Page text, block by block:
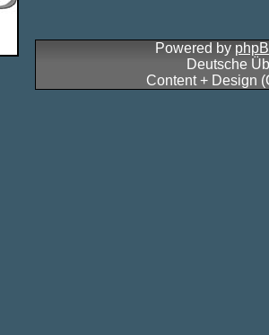
Powered by
Deutsche
Content + Design